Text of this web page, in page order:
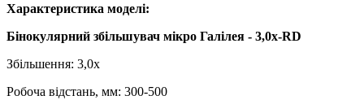
Характеристика моделі:
Бінокулярний збільшувач мікро Галілея - 3,0х-RD
Збільшення: 3,0х
Робоча відстань, мм: 300-500